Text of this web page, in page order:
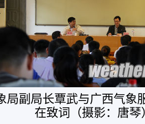
局副局长覃武与广西气象
在致词（摄影：唐琴